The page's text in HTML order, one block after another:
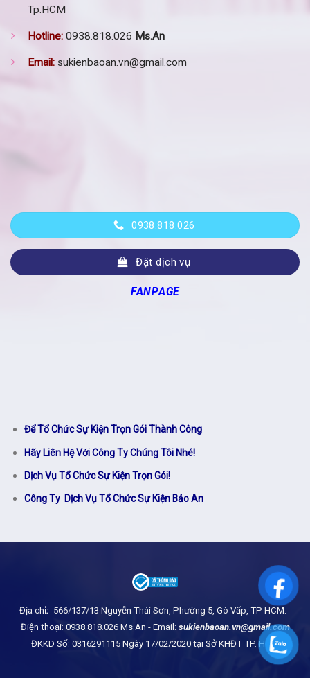
Tp.HCM
Hotline: 0938.818.026 Ms.An
Email: sukienbaoan.vn@gmail.com
0938.818.026
Đặt dịch vụ
FANPAGE
Để Tổ Chức Sự Kiện Trọn Gói Thành Công
Hãy Liên Hệ Với Công Ty Chúng Tôi Nhé!
Dịch Vụ Tổ Chức Sự Kiện Trọn Gói!
Công Ty Dịch Vụ Tổ Chức Sự Kiện Bảo An
Địa chỉ: 566/137/13 Nguyễn Thái Sơn, Phường 5, Gò Vấp, TP HCM. -
Điện thoại: 0938.818.026 Ms.An - Email: sukienbaoan.vn@gmail.com
ĐKKD Số: 0316291115 Ngày 17/02/2020 tại Sở KHĐT TP. HCM